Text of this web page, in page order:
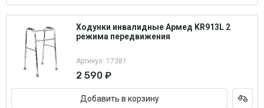
Ходунки инвалидные Армед KR913L 2
режима передвижения
Артикул: 17381
2 590 ₽
Добавить в корзину